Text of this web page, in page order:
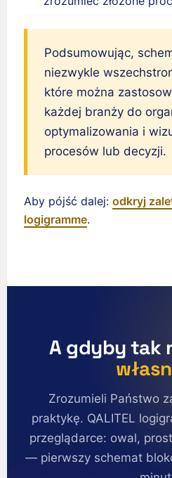
Podsumowując,
niezwykle
które można
każdej branży do
optymalizowania i
procesów lub decyzji.
Aby pójść dalej: odkryj
logigramme.
A gdyby tak
Zrozumieli Państwo
praktykę. QALITEL
przeglądarce: owal,
— pierwszy schemat